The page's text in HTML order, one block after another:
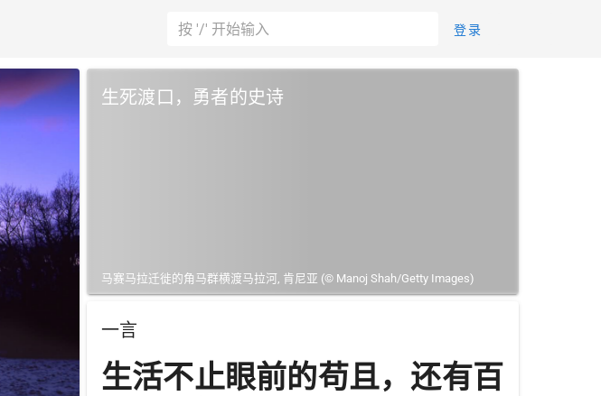
登录
生死渡口，勇者的史诗
马赛马拉迁徙的角马群横渡马拉河, 肯尼亚 (© Manoj Shah/Getty Images)
一言
|